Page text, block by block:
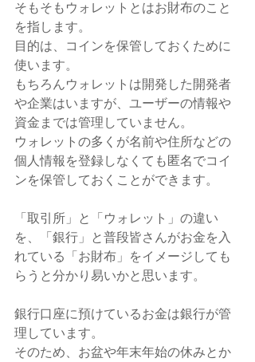
そもそもウォレットとはお財布のこと
を指します。
目的は、コインを保管しておくために
使います。
もちろんウォレットは開発した開発者
や企業はいますが、ユーザーの情報や
資金までは管理していません。
ウォレットの多くが名前や住所などの
個人情報を登録しなくても匿名でコイ
ンを保管しておくことができます。
「取引所」と「ウォレット」の違い
を、「銀行」と普段皆さんがお金を入
れている「お財布」をイメージしても
らうと分かり易いかと思います。
銀行口座に預けているお金は銀行が管
理しています。
そのため、お盆や年末年始の休みとか